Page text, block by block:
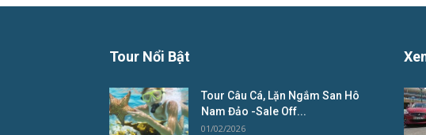
Tour Nổi Bật
Tour Câu Cá, Lặn Ngắm San Hô
Nam Đảo -Sale Off...
01/02/2026